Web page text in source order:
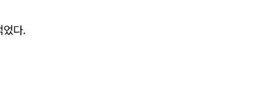
었다.